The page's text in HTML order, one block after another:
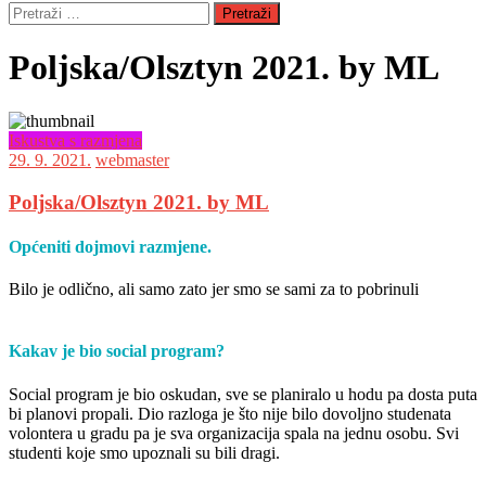
Pretraži:
Poljska/Olsztyn 2021. by ML
Iskustva s razmjena
29. 9. 2021. webmaster
Poljska/Olsztyn 2021. by ML
Općeniti dojmovi razmjene.
Bilo je odlično, ali samo zato jer smo se sami za to pobrinuli
Kakav je bio social program?
Social program je bio oskudan, sve se planiralo u hodu pa dosta puta
bi planovi propali. Dio razloga je što nije bilo dovoljno studenata
volontera u gradu pa je sva organizacija spala na jednu osobu. Svi
studenti koje smo upoznali su bili dragi.